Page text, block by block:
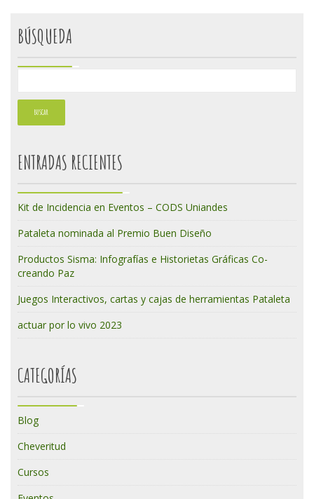
BÚSQUEDA
ENTRADAS RECIENTES
Kit de Incidencia en Eventos – CODS Uniandes
Pataleta nominada al Premio Buen Diseño
Productos Sisma: Infografías e Historietas Gráficas Co-
creando Paz
Juegos Interactivos, cartas y cajas de herramientas Pataleta
actuar por lo vivo 2023
CATEGORÍAS
Blog
Cheveritud
Cursos